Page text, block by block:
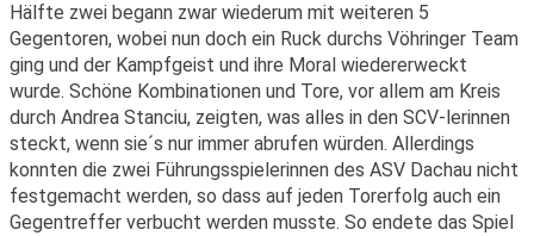
Hälfte zwei begann zwar wiederum mit weiteren 5
Gegentoren, wobei nun doch ein Ruck durchs Vöhringer Team
ging und der Kampfgeist und ihre Moral wiedererweckt
wurde. Schöne Kombinationen und Tore, vor allem am Kreis
durch Andrea Stanciu, zeigten, was alles in den SCV-lerinnen
steckt, wenn sie´s nur immer abrufen würden. Allerdings
konnten die zwei Führungsspielerinnen des ASV Dachau nicht
festgemacht werden, so dass auf jeden Torerfolg auch ein
Gegentreffer verbucht werden musste. So endete das Spiel